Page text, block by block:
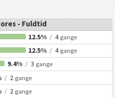
- Fuldtid
12.5% / 4 gange
12.5% / 4 gange
9.4% /3 gange
/2 gange
/2 gange